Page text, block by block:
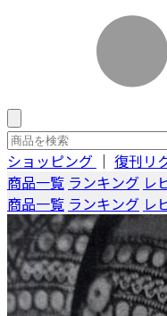
ショッピング ｜ 復刊リ
商品一覧 ランキング レ
商品一覧 ランキング レ